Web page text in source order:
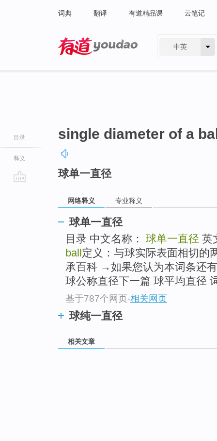
词典 翻译 有道精品课 云笔记
中英
目录
释义
single diameter of a
球单一直径
网络释义 专业释义
球单一直径
目录 中文名称： 球单一直径 英
ball 定义：与球实际表面相切的
承百科 →如果您认为本词条还
球公称直径下一篇 球平均直径
基于787个网页-相关网页
球纯一直径
相关文章